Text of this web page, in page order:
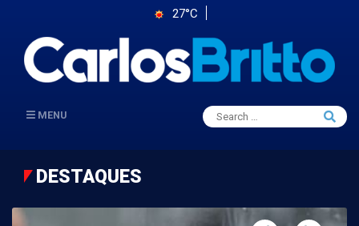
27°C
MENU
Search
for:
Search
DESTAQUES